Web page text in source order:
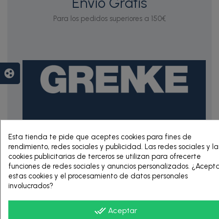
Para los pedidos superiores a 150€
HASTA 60 MESES
Esta tienda te pide que aceptes cookies para fines de
rendimiento, redes sociales y publicidad. Las redes sociales y
cookies publicitarias de terceros se utilizan para ofrecerte
funciones de redes sociales y anuncios personalizados.
estas cookies y el procesamiento de datos personales
involucrados?
done_all Aceptar
group_work